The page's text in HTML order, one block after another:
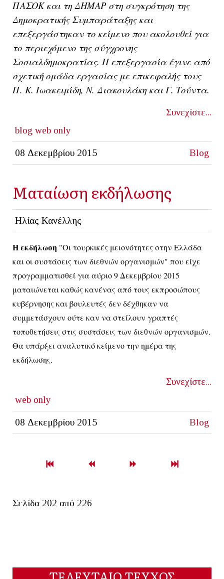
ΠΑΣΟΚ και τη ΔΗΜΑΡ στη συγκρότηση της
Δημοκρατικής Συμπαράταξης και
επεξεργάστηκαν το κείμενο που ακολουθεί για
το περιεχόμενο της σύγχρονης
Σοσιαλδημοκρατίας. Η επεξεργασία έγινε από
σχετική ομάδα εργασίας με επικεφαλής τους
Π. Κ. Ιωακειμίδη, Ν. Διακουλάκη και Γ. Τούντα.
Συνεχίστε...
blog web only
08 Δεκεμβρίου 2015 Blog
Ματαίωση εκδήλωσης
Ηλίας Κανέλλης
Η εκδήλωση "Οι τουρκικές μειονότητες στην Ελλάδα
και οι συστάσεις των διεθνών οργανισμών" που είχε
προγραμματισθεί για αύριο 9 Δεκεμβρίου 2015
ματαιώνεται καθώς κανένας από τους εκπροσώπους
κυβέρνησης και βουλευτές δεν δέχθηκαν να
συμμετάσχουν ούτε καν να στείλουν γραπτές
τοποθετήσεις στις συστάσεις των διεθνών οργανισμών.
Θα υπάρξει αναλυτικό κείμενο την ημέρα της
εκδήλωσης.
Συνεχίστε...
web only
08 Δεκεμβρίου 2015 Blog
Σελίδα 202 από 226